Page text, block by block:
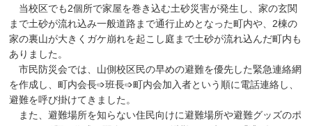
当校区でも2個所で家屋を巻き込む土砂災害が発生し、家の玄関
まで土砂が流れ込み一般道路まで通行止めとなった町内や、2棟の
家の裏山が大きくガケ崩れを起こし庭まで土砂が流れ込んだ町内も
ありました。
市民防災会では、山側校区民の早めの避難を優先した緊急連絡網
を作成し、町内会長➩班長➩町内会加入者という順に電話連絡し、
避難を呼び掛けてきました。
また、避難場所を知らない住民向けに避難場所や避難グッズのポ